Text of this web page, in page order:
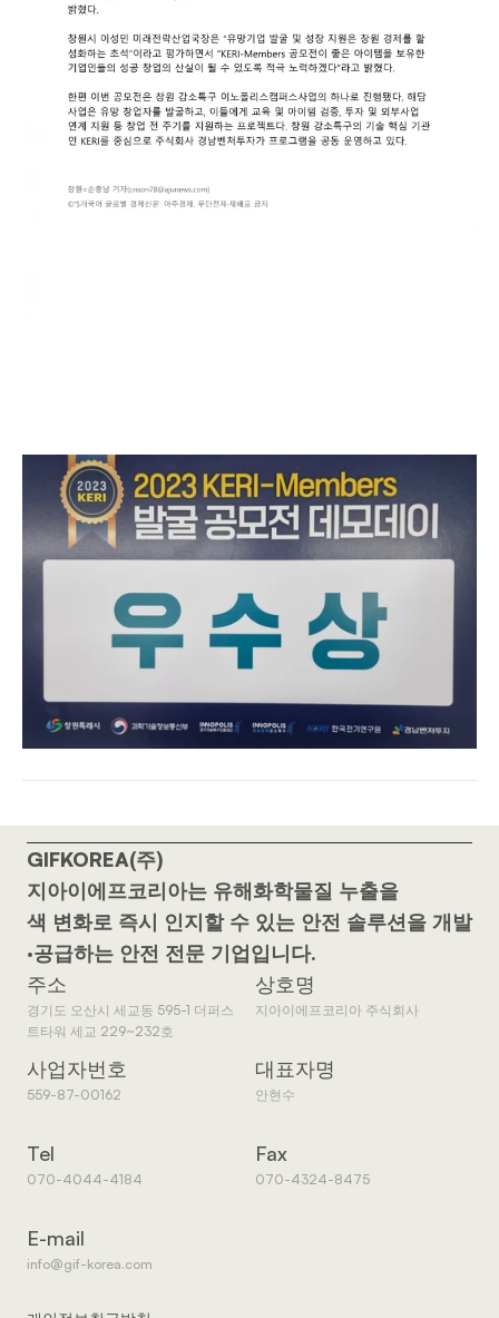
GIFKOREA(주)
지아이에프코리아는 유해화학물질 누출을
색 변화로 즉시 인지할 수 있는 안전 솔루션을 개발
·공급하는 안전 전문 기업입니다.
주소
경기도 오산시 세교동 595-1 더퍼스
트타워 세교 229~232호
상호명
지아이에프코리아 주식회사
사업자번호
559-87-00162
대표자명
안현수
Tel
070-4044-4184
Fax
070-4324-8475
E-mail
info@gif-korea.com